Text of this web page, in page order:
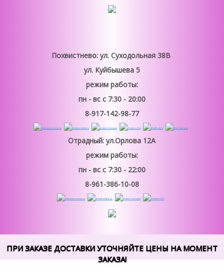
Похвистнево: ул. Суходольная 38В
ул. Куйбышева 5
режим работы:
пн - вс с 7:30 - 20:00
8-917-142-98-77
Отрадный: ул.Орлова 12А
режим работы:
пн - вс с 7:30 - 22:00
8-961-386-10-08
ПРИ ЗАКАЗЕ ДОСТАВКИ УТОЧНЯЙТЕ ЦЕНЫ НА МОМЕНТ
ЗАКАЗА!